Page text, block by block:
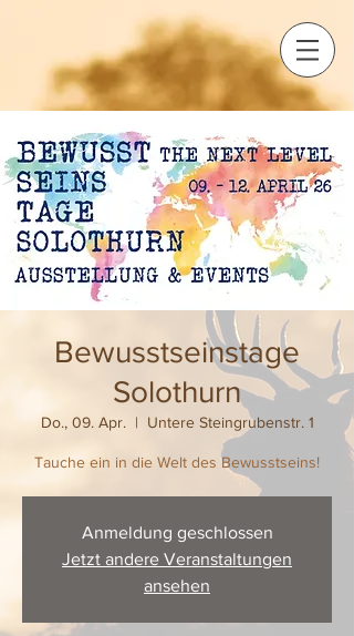
Bewusstseinstage
Solothurn
Do., 09. Apr.
  |
Untere Steingrubenstr. 1
Tauche ein in die Welt des Bewusstseins!
Anmeldung geschlossen
Jetzt andere Veranstaltungen
ansehen